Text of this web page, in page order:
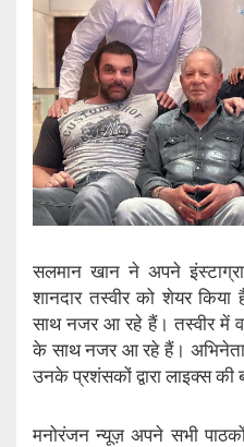
सलमान खान ने अपने
शानदार तस्वीर को शेयर
साथ नजर आ रहे हैं। तस्वीर में
के‌ साथ नजर आ रहे हैं। अभिनेता
उनके प्रशंसकों द्वारा लाइक्स की
मनोरंजन न्यूज़ अपने सभी